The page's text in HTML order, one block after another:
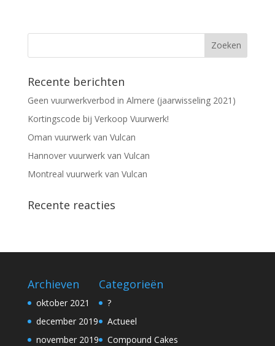
Recente berichten
Geen vuurwerkverbod in Almere (jaarwisseling 2021)
Kortingscode bij Verkoop Vuurwerk!
Oman vuurwerk van Vulcan
Hannover vuurwerk van Vulcan
Montreal vuurwerk van Vulcan
Recente reacties
Archieven
oktober 2021
december 2019
november 2019
Categorieën
?
Actueel
Compound Cakes